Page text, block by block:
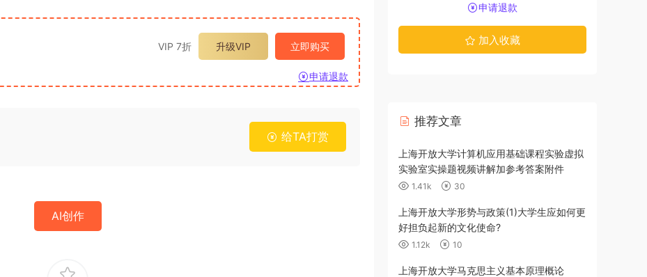
VIP 7折 升级VIP 立即购买
申请退款
给TA打赏
AI创作
申请退款
加入收藏
推荐文章
上海开放大学计算机应用基础课程实验虚拟
实验室实操题视频讲解加参考答案附件
1.41k 30
上海开放大学形势与政策(1)大学生应如何更
好担负起新的文化使命?
1.12k 10
上海开放大学马克思主义基本原理概论